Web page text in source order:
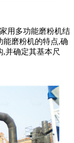
用多功能磨粉机结
能磨粉机的特点,确
并确定其基本尺